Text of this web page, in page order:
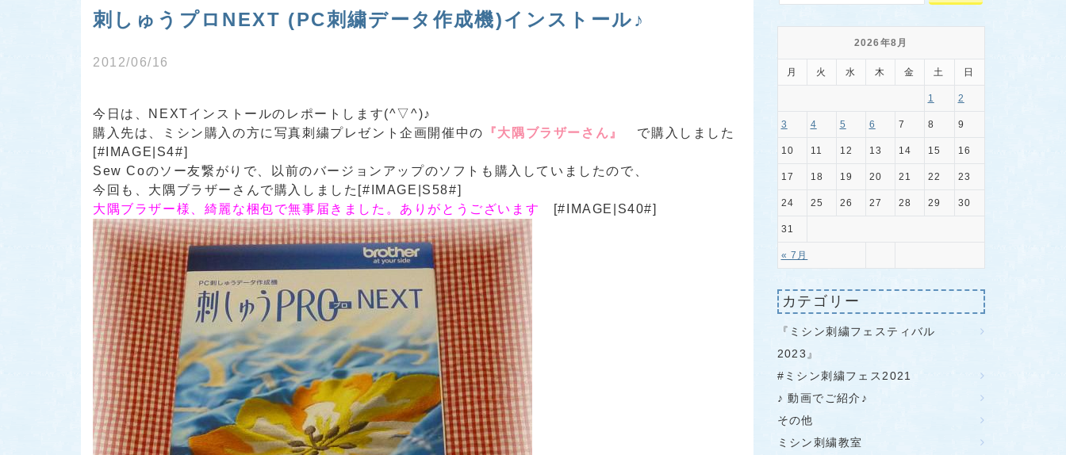
刺しゅうプロNEXT (PC刺繍データ作成機)インストール♪
2012/06/16
今日は、NEXTインストールのレポートします(^▽^)♪
購入先は、ミシン購入の方に写真刺繍プレゼント企画開催中の
『大隅ブラザーさん』
で購入しました
[#IMAGE|S4#]
Sew Coのソー友繋がりで、以前のバージョンアップのソフトも購入していましたので、
今回も、大隅ブラザーさんで購入しました[#IMAGE|S58#]
大隅ブラザー様、綺麗な梱包で無事届きました。ありがとうございます
[#IMAGE|S40#]
2026年8月
月 火 水 木 金 土 日
« 7月
1 2
3 4 5 6 7 8 9
10 11 12 13 14 15 16
17 18 19 20 21 22 23
24 25 26 27 28 29 30
31
カテゴリー
『ミシン刺繍フェスティバル
2023』
#ミシン刺繍フェス2021
♪ 動画でご紹介♪
その他
ミシン刺繍教室